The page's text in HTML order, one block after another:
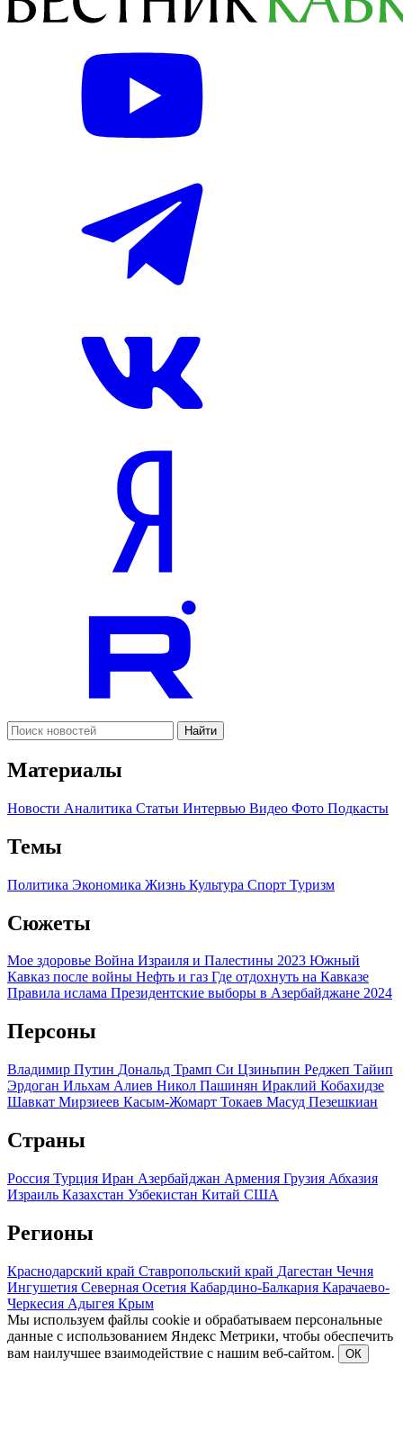
Найти
Материалы
Новости Аналитика Статьи Интервью Видео Фото Подкасты
Темы
Политика Экономика Жизнь Культура Спорт Туризм
Сюжеты
Мое здоровье Война Израиля и Палестины 2023 Южный
Кавказ после войны Нефть и газ Где отдохнуть на Кавказе
Правила ислама Президентские выборы в Азербайджане 2024
Персоны
Владимир Путин Дональд Трамп Си Цзиньпин Реджеп Тайип
Эрдоган Ильхам Алиев Никол Пашинян Ираклий Кобахидзе
Шавкат Мирзиеев Касым-Жомарт Токаев Масуд Пезешкиан
Страны
Россия Турция Иран Азербайджан Армения Грузия Абхазия
Израиль Казахстан Узбекистан Китай США
Регионы
Краснодарский край Ставропольский край Дагестан Чечня
Ингушетия Северная Осетия Кабардино-Балкария Карачаево-
Черкесия Адыгея Крым
Мы используем файлы cookie и обрабатываем персональные
данные с использованием Яндекс Метрики, чтобы обеспечить
вам наилучшее взаимодействие с нашим веб-сайтом.
ОК